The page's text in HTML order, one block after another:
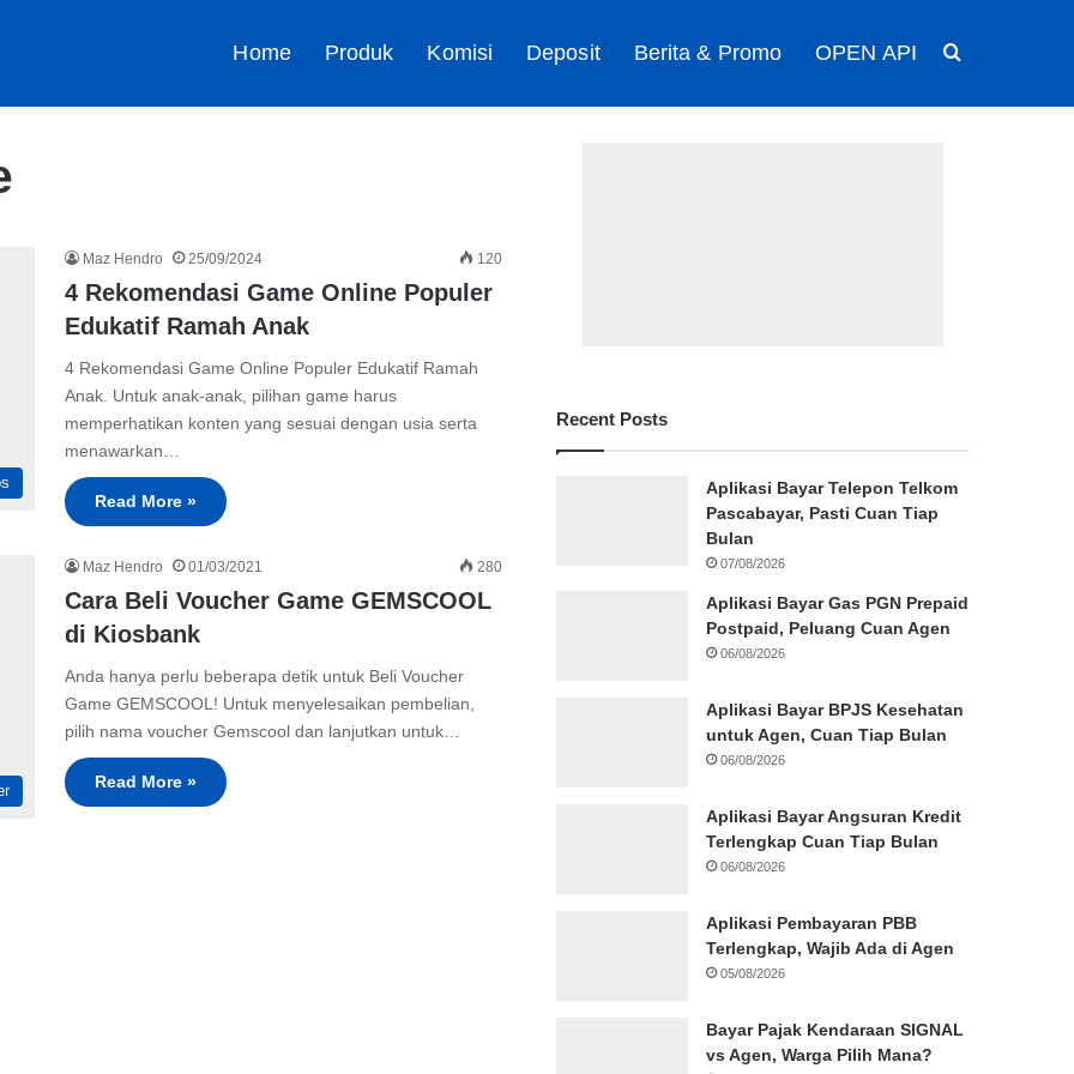
Home Produk Komisi Deposit Berita & Promo OPEN API
Maz Hendro 25/09/2024 120
4 Rekomendasi Game Online Populer
Edukatif Ramah Anak
4 Rekomendasi Game Online Populer Edukatif Ramah
Anak. Untuk anak-anak, pilihan game harus
memperhatikan konten yang sesuai dengan usia serta
menawarkan…
Read More »
Maz Hendro 01/03/2021 280
Cara Beli Voucher Game GEMSCOOL
di Kiosbank
Anda hanya perlu beberapa detik untuk Beli Voucher
Game GEMSCOOL! Untuk menyelesaikan pembelian,
pilih nama voucher Gemscool dan lanjutkan untuk…
Read More »
Recent Posts
Aplikasi Bayar Telepon Telkom
Pascabayar, Pasti Cuan Tiap
Bulan
07/08/2026
Aplikasi Bayar Gas PGN Prepaid
Postpaid, Peluang Cuan Agen
06/08/2026
Aplikasi Bayar BPJS Kesehatan
untuk Agen, Cuan Tiap Bulan
06/08/2026
Aplikasi Bayar Angsuran Kredit
Terlengkap Cuan Tiap Bulan
06/08/2026
Aplikasi Pembayaran PBB
Terlengkap, Wajib Ada di Agen
05/08/2026
Bayar Pajak Kendaraan SIGNAL
vs Agen, Warga Pilih Mana?